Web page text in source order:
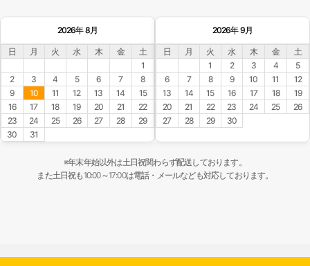
2026年 8月
日 月 火 水 木 金
土
1
2
3 4 5 6 7
8
9
10 11 12 13 14
15
16
17 18 19 20 21
22
23
24 25 26 27 28
29
30
31
2026年 9月
日 月 火 水 木 金
土
1
2 3 4
5
6
7 8 9 10 11
12
13
14 15 16 17 18
19
20
21 22 23 24 25
26
27
28 29 30
※年末年始以外は土日祝関わらず配送しております。
また土日祝も10:00～17:00は電話・メールなども対応しております。